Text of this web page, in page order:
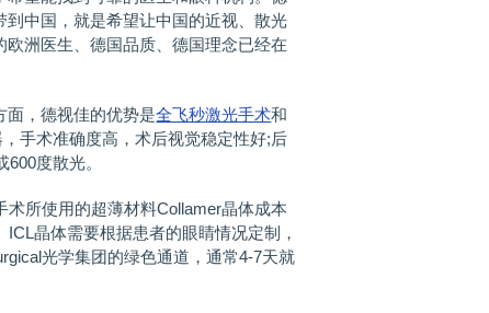
中国，就是希望让中国的近视、散光
洲医生、德国品质、德国理念已经在
，德视佳的优势是全飞秒激光手术和
手术准确度高，术后视觉稳定性好;后
度散光。
所使用的超薄材料Collamer晶体成本
晶体需要根据患者的眼睛情况定制，
光学集团的绿色通道，通常4-7天就